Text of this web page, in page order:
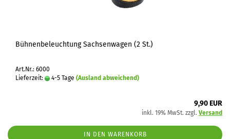
Bühnenbeleuchtung Sachsenwagen (2 St.)
Art.Nr.: 6000
Lieferzeit:
4-5 Tage (Ausland abweichend)
9,90 EUR
inkl. 19% MwSt. zzgl. Versand
IN DEN WARENKORB